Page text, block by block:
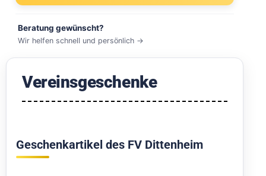
Beratung gewünscht?
Wir helfen schnell und persönlich →
Vereinsgeschenke
Geschenkartikel des FV Dittenheim